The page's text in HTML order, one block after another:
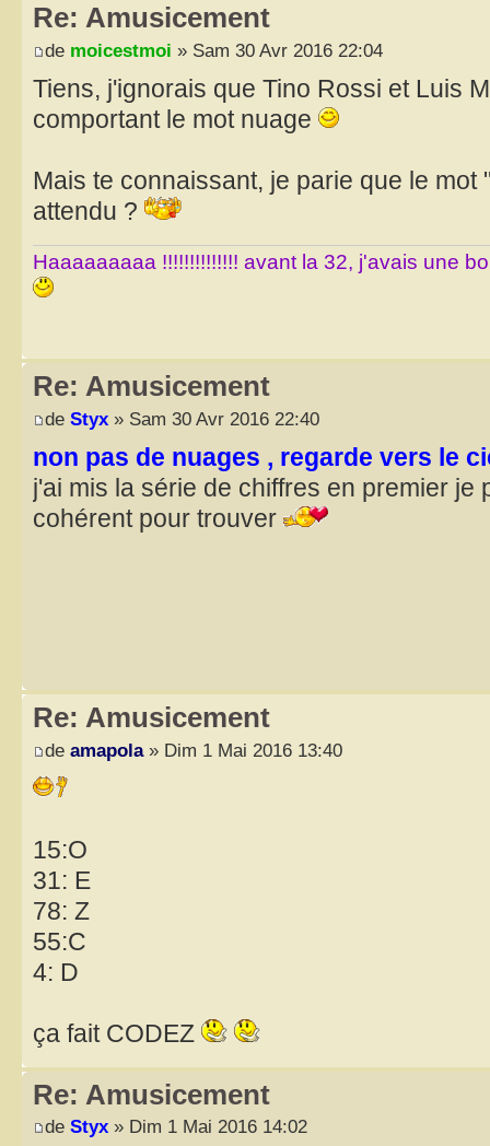
Re: Amusicement
de moicestmoi » Sam 30 Avr 2016 22:04
Tiens, j'ignorais que Tino Rossi et Luis
comportant le mot nuage
Mais te connaissant, je parie que le mot
attendu ?
Haaaaaaaaa !!!!!!!!!!!!!! avant la 32, j'avais une
Re: Amusicement
de Styx » Sam 30 Avr 2016 22:40
non pas de nuages , regarde vers le
j'ai mis la série de chiffres en premier je
cohérent pour trouver
Re: Amusicement
de amapola» Dim 1 Mai 2016 13:40
15:O
31: E
78: Z
55:C
4: D
ça fait CODEZ
Re: Amusicement
de Styx » Dim 1 Mai 2016 14:02